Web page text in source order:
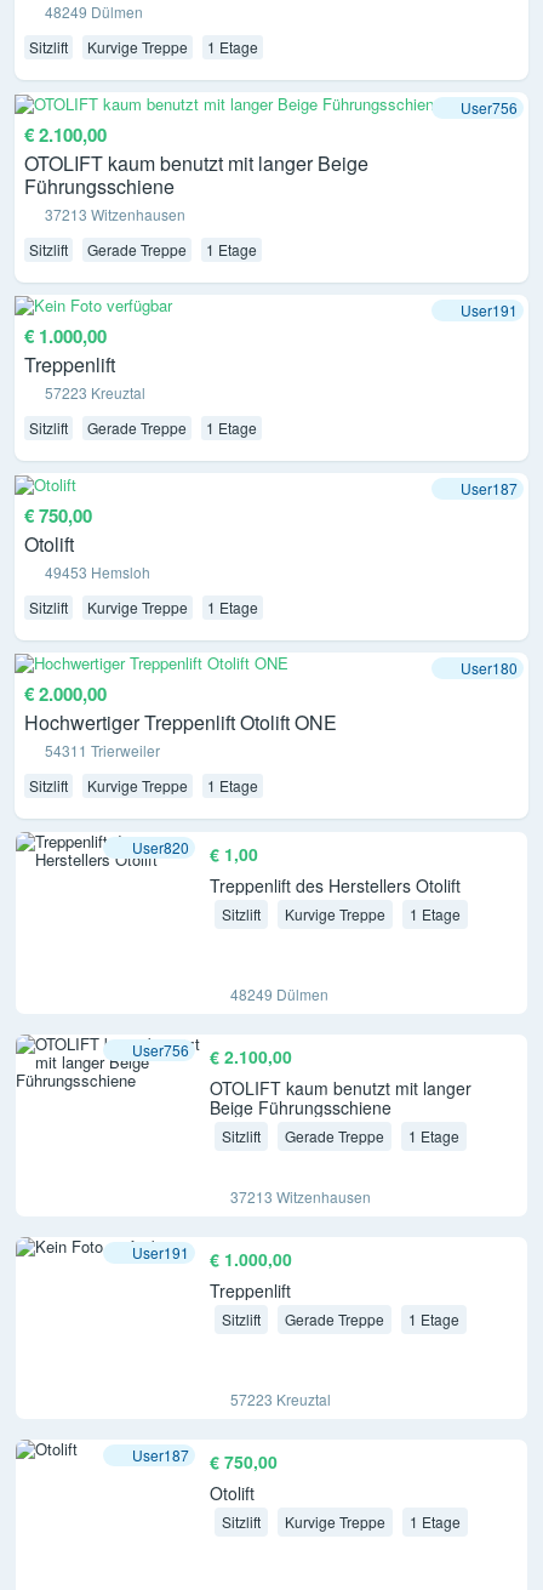
48249 Dülmen
Sitzlift
Kurvige Treppe 1 Etage
€ 2.100,00
OTOLIFT kaum benutzt mit langer Beige
Führungsschiene
37213 Witzenhausen
Sitzlift
Gerade Treppe 1 Etage
User756
€ 1.000,00
Treppenlift
57223 Kreuztal
Sitzlift
Gerade Treppe 1 Etage
User191
€ 750,00
Otolift
49453 Hemsloh
Sitzlift
Kurvige Treppe 1 Etage
User187
€ 2.000,00
Hochwertiger Treppenlift Otolift ONE
54311 Trierweiler
Sitzlift
Kurvige Treppe 1 Etage
User180
User820
€ 1,00
Treppenlift des Herstellers Otolift
Sitzlift Kurvige Treppe 1 Etage
48249 Dülmen
User756
€ 2.100,00
OTOLIFT kaum benutzt mit langer
Beige Führungsschiene
Sitzlift Gerade Treppe 1 Etage
37213 Witzenhausen
User191
€ 1.000,00
Treppenlift
Sitzlift Gerade Treppe 1 Etage
57223 Kreuztal
User187
€ 750,00
Otolift
Sitzlift Kurvige Treppe 1 Etage